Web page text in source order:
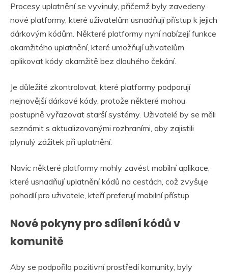
Procesy uplatnění se vyvinuly, přičemž byly zavedeny
nové platformy, které uživatelům usnadňují přístup k jejich
dárkovým kódům. Některé platformy nyní nabízejí funkce
okamžitého uplatnění, které umožňují uživatelům
aplikovat kódy okamžitě bez dlouhého čekání.
Je důležité zkontrolovat, které platformy podporují
nejnovější dárkové kódy, protože některé mohou
postupně vyřazovat starší systémy. Uživatelé by se měli
seznámit s aktualizovanými rozhraními, aby zajistili
plynulý zážitek při uplatnění.
Navíc některé platformy mohly zavést mobilní aplikace,
které usnadňují uplatnění kódů na cestách, což zvyšuje
pohodlí pro uživatele, kteří preferují mobilní přístup.
Nové pokyny pro sdílení kódů v
komunitě
Aby se podpořilo pozitivní prostředí komunity, byly